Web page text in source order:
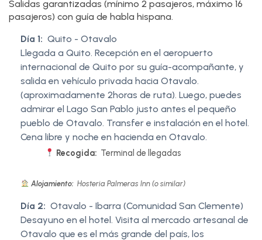
Salidas garantizadas (mínimo 2 pasajeros, máximo 16
pasajeros) con guía de habla hispana.
Día 1: Quito - Otavalo
Llegada a Quito. Recepción en el aeropuerto
internacional de Quito por su guía-acompañante, y
salida en vehículo privada hacia Otavalo.
(aproximadamente 2horas de ruta). Luego, puedes
admirar el Lago San Pablo justo antes el pequeño
pueblo de Otavalo. Transfer e instalación en el hotel.
Cena libre y noche en hacienda en Otavalo.
Recogida: Terminal de llegadas
Alojamiento: Hosteria Palmeras Inn (o similar)
Día 2: Otavalo - Ibarra (Comunidad San Clemente)
Desayuno en el hotel. Visita al mercado artesanal de
Otavalo que es el más grande del país, los